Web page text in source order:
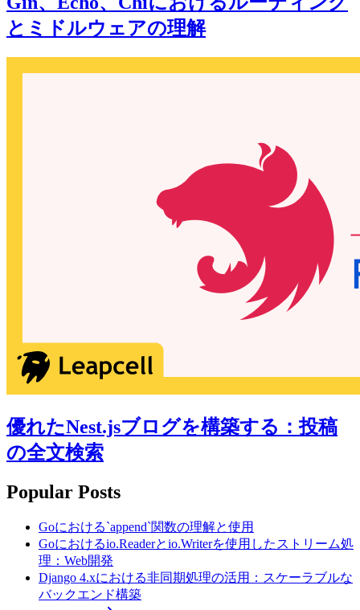
とミドルウェアの理解
優れたNest.jsブログを構築する：投稿
の全文検索
Popular Posts
Goにおける`append`関数の理解と使用
Goにおけるio.Readerとio.Writerを使用したストリーム処
理：Web開発
Django 4.xにおける非同期処理の活用：スケーラブルな
バックエンド構築